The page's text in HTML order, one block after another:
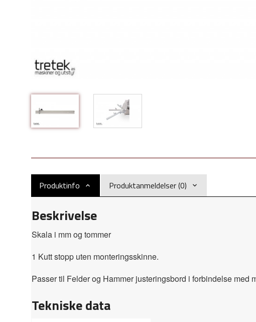
Produktinfo Produktanmeldelser (0)
Beskrivelse
Skala i mm og tommer
1 Kutt stopp uten monteringsskinne.
Passer til Felder og Hammer justeringsbord i forbindelse med
Tekniske data